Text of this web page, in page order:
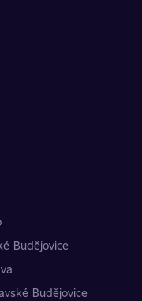
Budějovice
Budějovice